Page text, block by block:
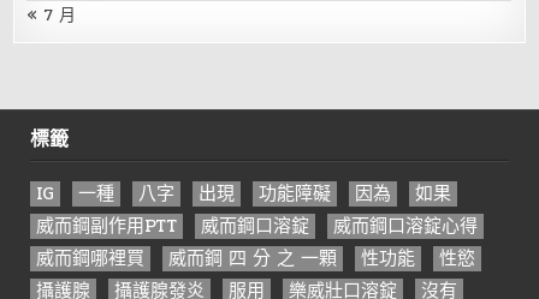
« 7 月
標籤
IG 一種 八字 出現 功能障礙 因為
如果
威而鋼副作用PTT
威而鋼口溶錠
威而鋼口溶錠心得
威而鋼哪裡買
威而鋼 四 分 之 一顆 性功能
性慾
攝護腺
攝護腺發炎 服用 樂威壯口溶錠
沒有